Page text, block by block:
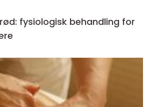
fysiologisk behandling for